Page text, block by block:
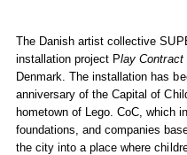
The Danish artist collective
installation project Play Contract
Denmark. The installation has
anniversary of the Capital of
hometown of Lego. CoC, which
foundations, and companies
the city into a place where